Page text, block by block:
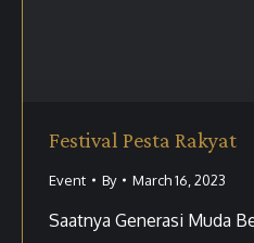
Festival Pesta Rakyat
Event By March 16, 2023
Saatnya Generasi Muda